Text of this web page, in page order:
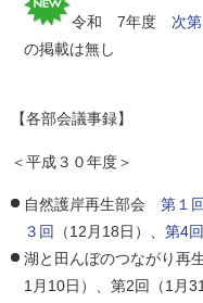
令和 7年度 次第
の掲載は無し
【各部会議事録】
＜平成３０年度＞
自然護岸再生部会 第１回
３回
（12月18日）、 第4回
湖と田んぼのつながり再
1月10日）、第2回（1月